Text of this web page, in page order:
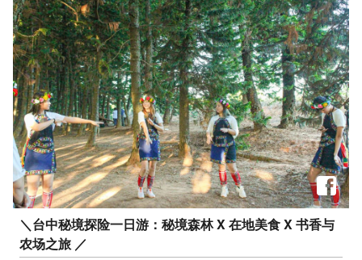
@‌punkchu 提供授权美照 只要Tag@taichungtravels 就有
机会让你的美照在大玩台中FB、IG、微博及台中观光旅
游网上曝光喔！ #taichungtravels #travel #scenery
#Landscape #taiwan #taichung #discovertaichung #여
행 #풍경 #観光 #旅行 #风景 #台中 #大玩台中 #台中景点
#打卡景点 #台中风景 #台中旅游‌‌‌ #黄金风铃木 #文修公园
#廍子公园 #台中国家歌剧院 #台中赏花
＼台中秘境探险一日游：秘境森林 X 在地美食 X 书香与
农场之旅 ／